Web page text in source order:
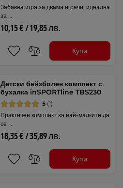
Забавна игра за двама играчи, идеална
за …
10,15 € / 19,85 лв.
Купи
Детски бейзболен комплект с
бухалка inSPORTline TBS230
5 (1)
Практичен комплект за най-малките да
се …
18,35 € / 35,89 лв.
Купи